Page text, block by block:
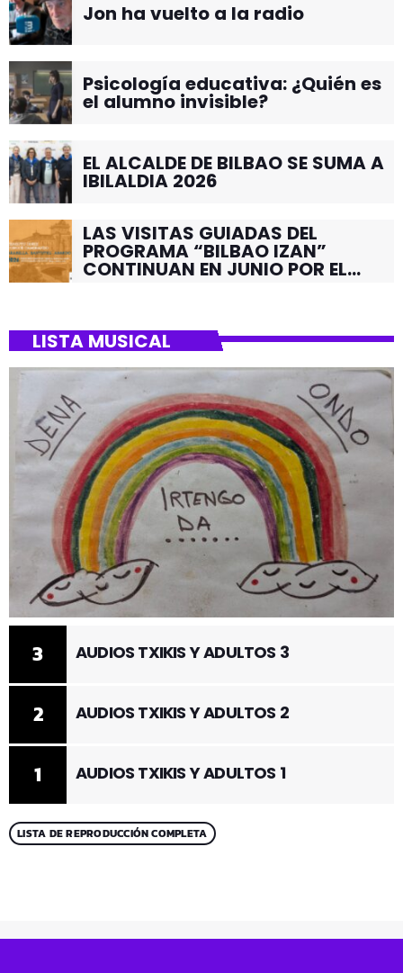
Jon ha vuelto a la radio
Psicología educativa: ¿Quién es
el alumno invisible?
EL ALCALDE DE BILBAO SE SUMA A
IBILALDIA 2026
LAS VISITAS GUIADAS DEL
PROGRAMA “BILBAO IZAN”
CONTINUAN EN JUNIO POR EL
LISTA MUSICAL
1 AUDIOS TXIKIS Y ADULTOS 1
2 AUDIOS TXIKIS Y ADULTOS 2
3 AUDIOS TXIKIS Y ADULTOS 3
LISTA DE REPRODUCCIÓN COMPLETA